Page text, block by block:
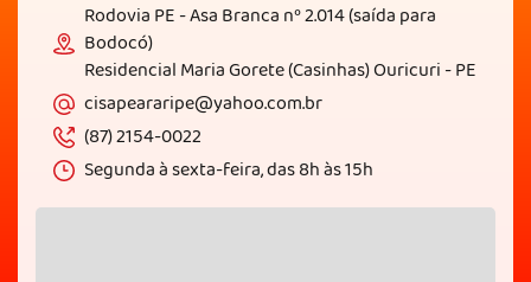
Rodovia PE - Asa Branca nº 2.014 (saída para
Bodocó)
Residencial Maria Gorete (Casinhas) Ouricuri - PE
cisapeararipe@yahoo.com.br
(87) 2154-0022
Segunda à sexta-feira, das 8h às 15h